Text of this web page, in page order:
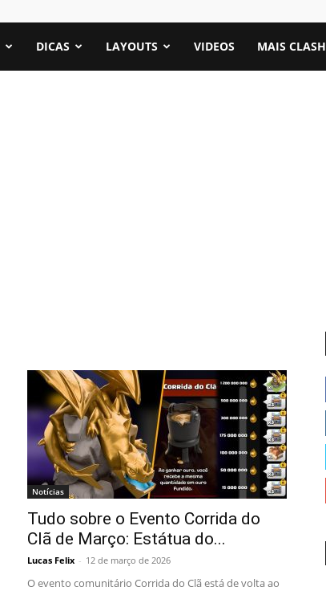
DICAS LAYOUTS VIDEOS MAIS CLASH
Notícias
Tudo sobre o Evento Corrida do
Clã de Março: Estátua do...
Lucas Felix - 12 de março de 2026
O evento comunitário Corrida do Clã está de volta ao